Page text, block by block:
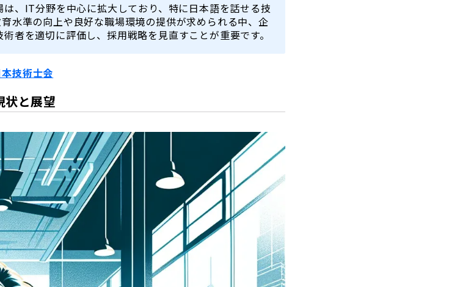
、IT分野を中心に拡大しており、特に日本語を話せる技
水準の向上や良好な職場環境の提供が求められる中、企
者を適切に評価し、採用戦略を見直すことが重要です。
技術士会
状と展望